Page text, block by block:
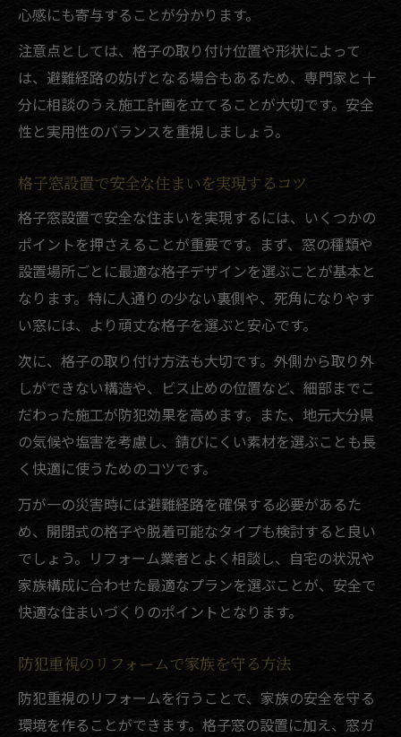
心感にも寄与することが分かります。
注意点としては、格子の取り付け位置や形状によって
は、避難経路の妨げとなる場合もあるため、専門家と十
分に相談のうえ施工計画を立てることが大切です。安全
性と実用性のバランスを重視しましょう。
格子窓設置で安全な住まいを実現するコツ
格子窓設置で安全な住まいを実現するには、いくつかの
ポイントを押さえることが重要です。まず、窓の種類や
設置場所ごとに最適な格子デザインを選ぶことが基本と
なります。特に人通りの少ない裏側や、死角になりやす
い窓には、より頑丈な格子を選ぶと安心です。
次に、格子の取り付け方法も大切です。外側から取り外
しができない構造や、ビス止めの位置など、細部までこ
だわった施工が防犯効果を高めます。また、地元大分県
の気候や塩害を考慮し、錆びにくい素材を選ぶことも長
く快適に使うためのコツです。
万が一の災害時には避難経路を確保する必要があるた
め、開閉式の格子や脱着可能なタイプも検討すると良い
でしょう。リフォーム業者とよく相談し、自宅の状況や
家族構成に合わせた最適なプランを選ぶことが、安全で
快適な住まいづくりのポイントとなります。
防犯重視のリフォームで家族を守る方法
防犯重視のリフォームを行うことで、家族の安全を守る
環境を作ることができます。格子窓の設置に加え、窓ガ